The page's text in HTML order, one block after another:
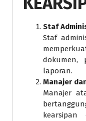
Staf
Staf
dokumen,
laporan.
Manajer
Manajer